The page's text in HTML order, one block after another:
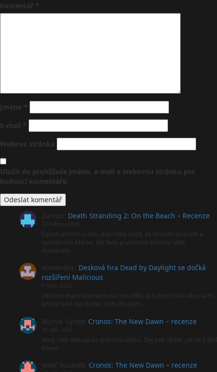
Komentář *
Jméno *
E-mail *
Webová stránka
Uložit do prohlížeče jméno, e-mail a webovou stránku pro
budoucí komentáře.
Zarcon Death Stranding 2: On the Beach – Recenze
24 května, 2026
Oproti prvním u dílu, kdy máte pocit, že chodíte syrovém a
opuštěném Marsu, tak tady je pestrost přírody větší,
dostanete…
Alexander Desková hra Dead by Daylight se dočká
rozšíření Malicious
9 října, 2025
Zdravím mám tuto deskovu hru DBD Aj tu hru hrám ako na PC
online baví ma to moc :) zbožňujem…
Michal Synek Cronos: The New Dawn – recenze
29 září, 2025
Ahoj, moc děkuju za zpětnou vazbu. Dej pak vědět, jak se ti líbil
konec.
Josef Vocásek Cronos: The New Dawn – recenze